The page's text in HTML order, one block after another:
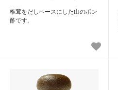
椎茸をだしベースにした山のポン
酢です。